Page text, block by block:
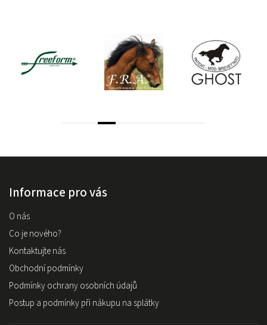
Informace pro vás
O nás
Co je nového?
Kontaktujte nás
Obchodní podmínky
Podmínky ochrany osobních údajů
Postup a podmínky při nákupu na splátky